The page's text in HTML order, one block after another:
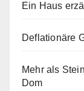
Ein Haus
Deflationäre
Mehr als
Dom